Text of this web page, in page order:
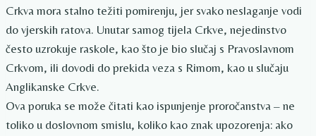
Crkva mora stalno težiti pomirenju, jer svako neslaganje vodi
do vjerskih ratova. Unutar samog tijela Crkve, nejedinstvo
često uzrokuje raskole, kao što je bio slučaj s Pravoslavnom
Crkvom, ili dovodi do prekida veza s Rimom, kao u slučaju
Anglikanske Crkve.
Ova poruka se može čitati kao ispunjenje proročanstva – ne
toliko u doslovnom smislu, koliko kao znak upozorenja: ako